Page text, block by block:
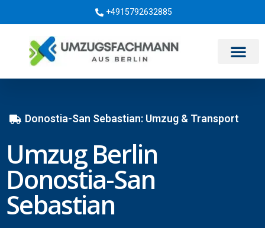
+4915792632885
Donostia-San Sebastian: Umzug & Transport
Umzug Berlin
Donostia-San
Sebastian